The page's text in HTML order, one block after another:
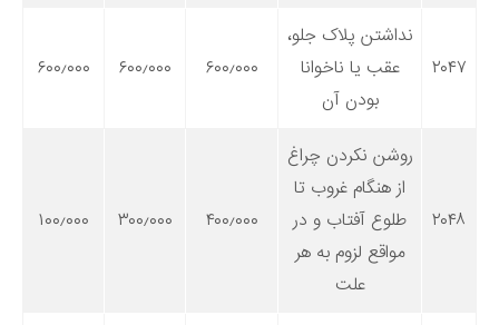
۲۰۴۷
نداشتن پلاک جلو،
عقب یا ناخوانا
بودن آن
۶۰۰٫۰۰۰ ۶۰۰٫۰۰۰ ۶۰۰٫۰۰۰
۲۰۴۸
روشن نکردن چراغ
از هنگام غروب تا
طلوع آفتاب و در
مواقع لزوم به هر
علت
۴۰۰٫۰۰۰ ۳۰۰٫۰۰۰ ۱۰۰٫۰۰۰